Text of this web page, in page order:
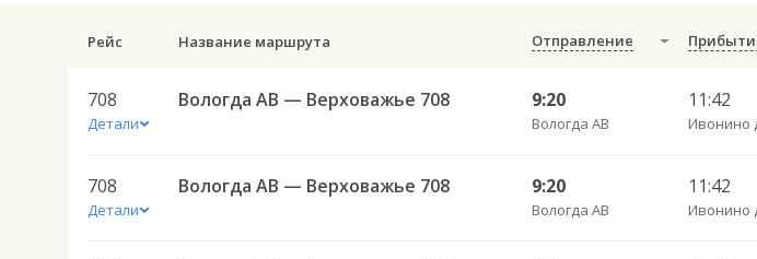
Рейс Название маршрута Отправление
708
Детали
Вологда АВ — Верховажье 708 9:20
Вологда АВ
11:42
Ивонино
708
Детали
Вологда АВ — Верховажье 708 9:20
Вологда АВ
11:42
Ивонино